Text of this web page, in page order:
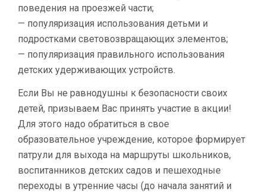
поведения на проезжей части;
— популяризация использования детьми и
подростками световозвращающих элементов;
— популяризация правильного использования
детских удерживающих устройств.
Если Вы не равнодушны к безопасности своих
детей, призываем Вас принять участие в акции!
Для этого надо обратиться в свое
образовательное учреждение, которое формирует
патрули для выхода на маршруты школьников,
воспитанников детских садов и пешеходные
переходы в утренние часы (до начала занятий и